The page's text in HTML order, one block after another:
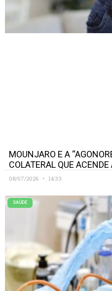
MOUNJARO E A
COLATERAL QUE
08/07/2026 14:33
SAÚDE